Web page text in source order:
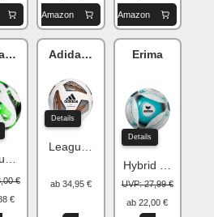
Amazon Amazon
v23 Fußball
Tiro
J350, Gr. 4
€
€
Adidas Tiro
Details
League 350g
ab 34,95 €
Erima
Details
Hybrid Lite 290g
UVP: 27,99 €
ab 22,00 €